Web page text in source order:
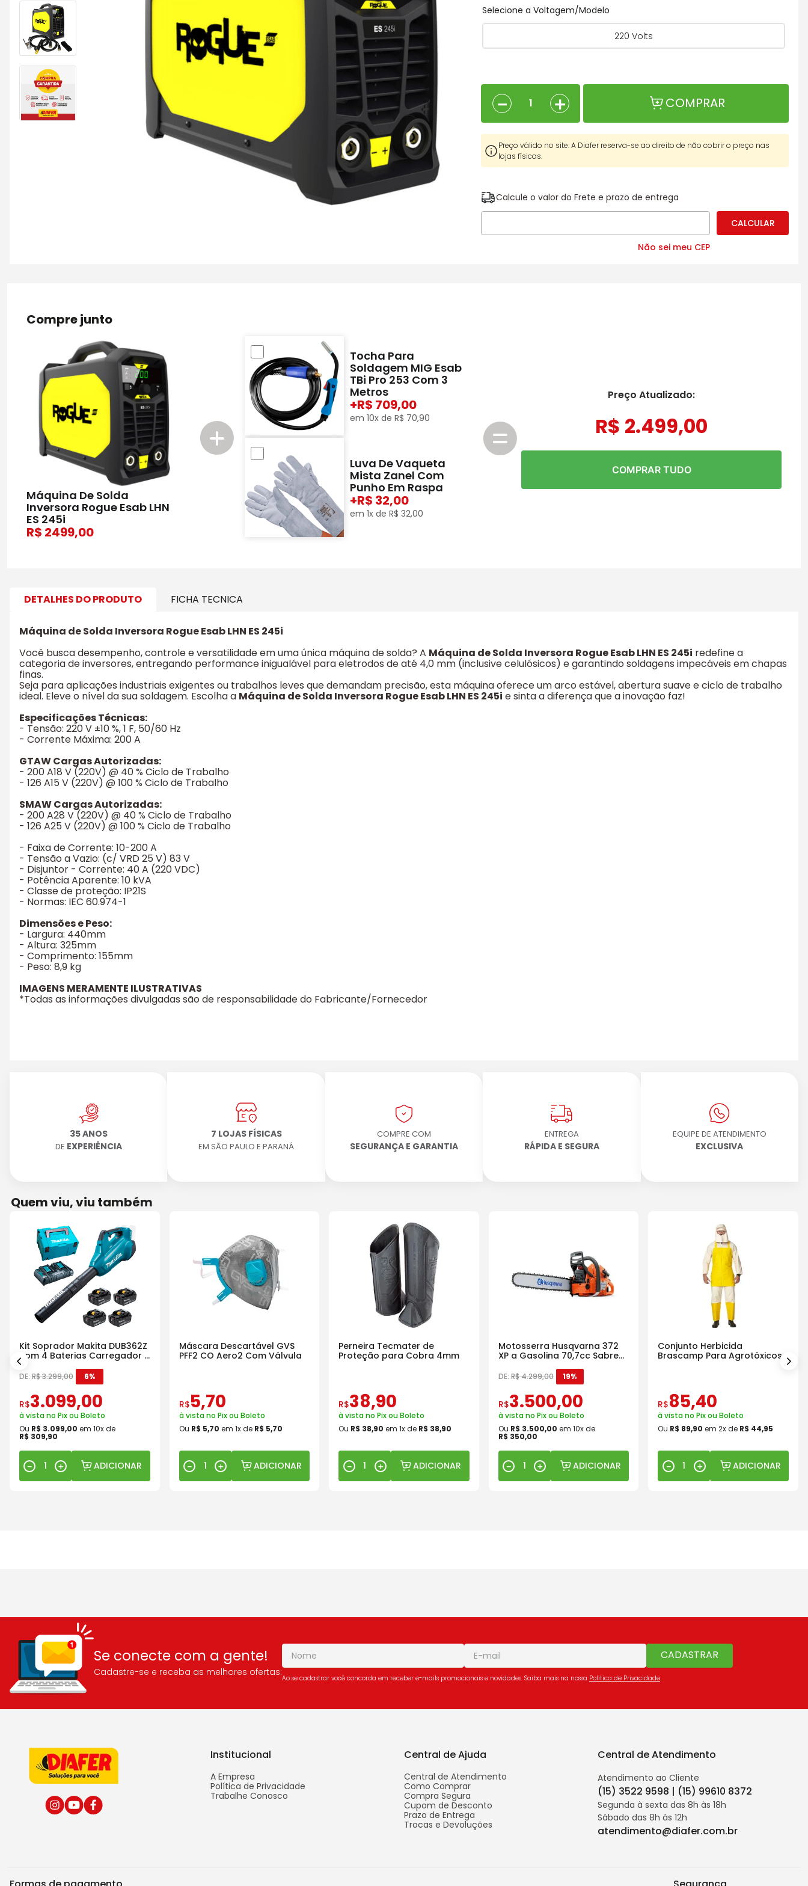
Selecione a Voltagem/Modelo
220 Volts
＋
－ COMPRAR
Preço válido no site. A Diafer reserva-se ao direito de não cobrir o preço nas
lojas físicas.
Calcule o valor do Frete e prazo de entrega
Não sei meu CEP
Compre junto
Máquina De Solda
Inversora Rogue Esab LHN
ES 245i
2499,00
Tocha Para
Soldagem MIG Esab
TBi Pro 253 Com 3
Metros
+ 709,00
em10x deR$ 70,90
Luva De Vaqueta
Mista Zanel Com
Punho Em Raspa
+ 32,00
em1x deR$ 32,00
Preço Atualizado:
R$ 2.499,00
COMPRAR TUDO
DETALHES DO PRODUTO FICHA TECNICA
Máquina de Solda Inversora Rogue Esab LHN ES 245i
Você busca desempenho, controle e versatilidade em uma única máquina de solda? A Máquina de Solda Inversora Rogue Esab LHN ES 245i redefine a
categoria de inversores, entregando performance inigualável para eletrodos de até 4,0 mm (inclusive celulósicos) e garantindo soldagens impecáveis em chapas
finas.
Seja para aplicações industriais exigentes ou trabalhos leves que demandam precisão, esta máquina oferece um arco estável, abertura suave e ciclo de trabalho
ideal. Eleve o nível da sua soldagem. Escolha a Máquina de Solda Inversora Rogue Esab LHN ES 245i e sinta a diferença que a inovação faz!
Especificações Técnicas:
- Tensão: 220 V ±10 %, 1 F, 50/60 Hz
- Corrente Máxima: 200 A
GTAW Cargas Autorizadas:
- 200 A18 V (220V) @ 40 % Ciclo de Trabalho
- 126 A15 V (220V) @ 100 % Ciclo de Trabalho
SMAW Cargas Autorizadas:
- 200 A28 V (220V) @ 40 % Ciclo de Trabalho
- 126 A25 V (220V) @ 100 % Ciclo de Trabalho
- Faixa de Corrente: 10-200 A
- Tensão a Vazio: (c/ VRD 25 V) 83 V
- Disjuntor - Corrente: 40 A (220 VDC)
- Potência Aparente: 10 kVA
- Classe de proteção: IP21S
- Normas: IEC 60.974-1
Dimensões e Peso:
- Largura: 440mm
- Altura: 325mm
- Comprimento: 155mm
- Peso: 8,9 kg
IMAGENS MERAMENTE ILUSTRATIVAS
*Todas as informações divulgadas são de responsabilidade do Fabricante/Fornecedor
35 ANOS
DE EXPERIÊNCIA
7 LOJAS FÍSICAS
EM SÃO PAULO E PARANÁ
COMPRE COM
SEGURANÇA E GARANTIA
ENTREGA
RÁPIDA E SEGURA
EQUIPE DE ATENDIMENTO
EXCLUSIVA
Quem viu, viu também
Kit Soprador Makita DUB362Z
com 4 Baterias Carregador e
Maleta
DE: R$3.299,00 6%
R$3.099,00
à vista no Pix ou Boleto
Ou R$ 3.099,00 em 10x de
R$ 309,90
＋
－ ADICIONAR
Máscara Descartável GVS
PFF2 CO Aero2 Com Válvula
R$5,70
à vista no Pix ou Boleto
Ou R$ 5,70 em 1x de R$ 5,70
＋
－ ADICIONAR
Perneira Tecmater de
Proteção para Cobra 4mm
R$38,90
à vista no Pix ou Boleto
Ou R$ 38,90 em1x de R$ 38,90
＋
－ ADICIONAR
Motosserra Husqvarna 372
XP a Gasolina 70,7cc Sabre
DE:R$4.299,00 19%
R$3.500,00
à vista no Pix ou Boleto
Ou R$ 3.500,00 em 10x de
R$ 350,00
＋
－ ADICIONAR
Conjunto Herbicida
Brascamp Para Agrotóxicos
30 Lavagens
R$85,40
à vista no Pix ou Boleto
Ou R$ 89,90 em2x de R$ 44,95
＋
－ ADICIONAR
Se conecte com a gente!
Cadastre-se e receba as melhores ofertas:
CADASTRAR
Ao se cadastrar você concorda em receber e-mails promocionais e novidades. Saiba mais na nossa Politica de Privacidade
Institucional
A Empresa
Política de Privacidade
Trabalhe Conosco
Central de Ajuda
Central de Atendimento
Como Comprar
Compra Segura
Cupom de Desconto
Prazo de Entrega
Trocas e Devoluções
Central de Atendimento
Atendimento ao Cliente
(15) 3522 9598 | (15) 99610 8372
Segunda à sexta das 8h às 18h
Sábado das 8h às 12h
atendimento@diafer.com.br